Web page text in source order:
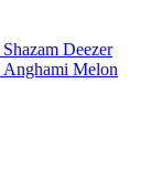
Shazam Deezer
Anghami Melon